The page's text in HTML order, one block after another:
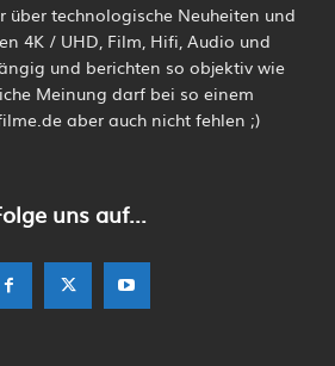
über technologische Neuheiten und
4K / UHD, Film, Hifi, Audio und
und berichten so objektiv wie
Meinung darf bei so einem
aber auch nicht fehlen ;)
uns auf...